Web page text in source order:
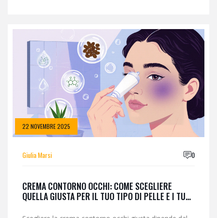
22 NOVEMBRE 2025
Giulia Marsi 0
CREMA CONTORNO OCCHI: COME SCEGLIERE
QUELLA GIUSTA PER IL TUO TIPO DI PELLE E I TUOI